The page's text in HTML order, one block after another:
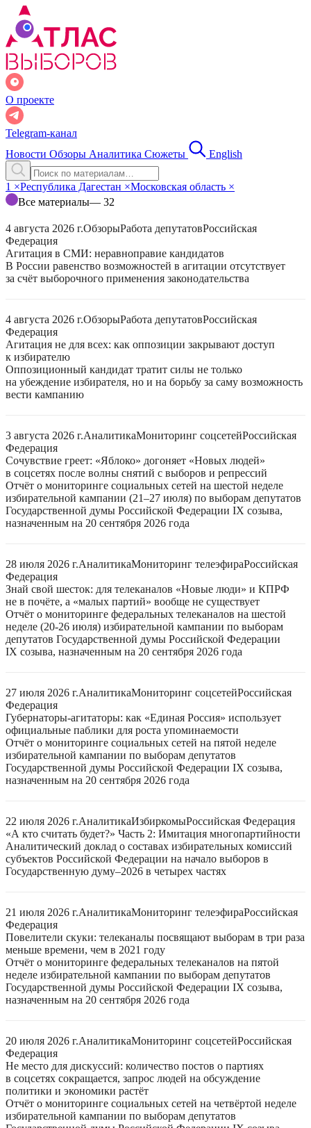
О проекте
Telegram-канал
Новости Обзоры Аналитика Сюжеты English
1 ×Республика Дагестан ×Московская область ×
Все материалы— 32
4 августа 2026 г.ОбзорыРабота депутатовРоссийская
Федерация
Агитация в СМИ: неравноправие кандидатов
В России равенство возможностей в агитации отсутствует
за счёт выборочного применения законодательства
4 августа 2026 г.ОбзорыРабота депутатовРоссийская
Федерация
Агитация не для всех: как оппозиции закрывают доступ
к избирателю
Оппозиционный кандидат тратит силы не только
на убеждение избирателя, но и на борьбу за саму возможность
вести кампанию
3 августа 2026 г.АналитикаМониторинг соцсетейРоссийская
Федерация
Сочувствие греет: «Яблоко» догоняет «Новых людей»
в соцсетях после волны снятий с выборов и репрессий
Отчёт о мониторинге социальных сетей на шестой неделе
избирательной кампании (21–27 июля) по выборам депутатов
Государственной думы Российской Федерации IX созыва,
назначенным на 20 сентября 2026 года
28 июля 2026 г.АналитикаМониторинг телеэфираРоссийская
Федерация
Знай свой шесток: для телеканалов «Новые люди» и КПРФ
не в почёте, а «малых партий» вообще не существует
Отчёт о мониторинге федеральных телеканалов на шестой
неделе (20-26 июля) избирательной кампании по выборам
депутатов Государственной думы Российской Федерации
IX созыва, назначенным на 20 сентября 2026 года
27 июля 2026 г.АналитикаМониторинг соцсетейРоссийская
Федерация
Губернаторы-агитаторы: как «Единая Россия» использует
официальные паблики для роста упоминаемости
Отчёт о мониторинге социальных сетей на пятой неделе
избирательной кампании по выборам депутатов
Государственной думы Российской Федерации IX созыва,
назначенным на 20 сентября 2026 года
22 июля 2026 г.АналитикаИзбиркомыРоссийская Федерация
«А кто считать будет?» Часть 2: Имитация многопартийности
Аналитический доклад о составах избирательных комиссий
субъектов Российской Федерации на начало выборов в
Государственную думу–2026 в четырех частях
21 июля 2026 г.АналитикаМониторинг телеэфираРоссийская
Федерация
Повелители скуки: телеканалы посвящают выборам в три раза
меньше времени, чем в 2021 году
Отчёт о мониторинге федеральных телеканалов на пятой
неделе избирательной кампании по выборам депутатов
Государственной думы Российской Федерации IX созыва,
назначенным на 20 сентября 2026 года
20 июля 2026 г.АналитикаМониторинг соцсетейРоссийская
Федерация
Не место для дискуссий: количество постов о партиях
в соцсетях сокращается, запрос людей на обсуждение
политики и экономики растёт
Отчёт о мониторинге социальных сетей на четвёртой неделе
избирательной кампании по выборам депутатов